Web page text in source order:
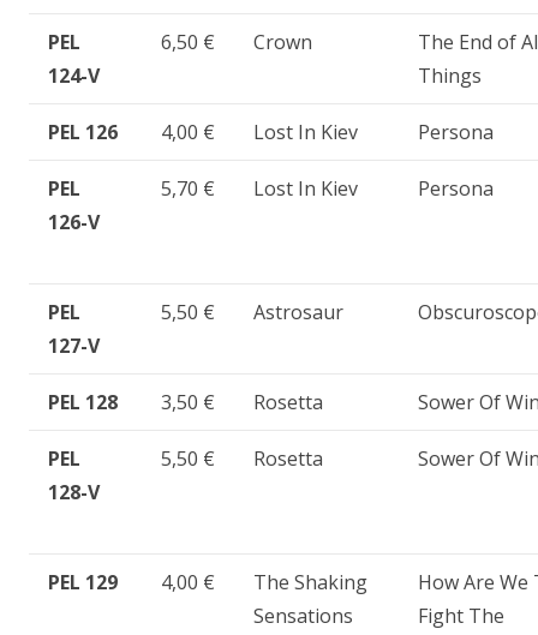
PEL
124-V
6,50 € Crown
The End of
Things
PEL 126 4,00 € Lost In Kiev Persona
PEL
126-V
5,70 € Lost In Kiev Persona
PEL
127-V
5,50 € Astrosaur
PEL 128 3,50 € Rosetta Sower Of
PEL
128-V
5,50 € Rosetta Sower Of
PEL 129 4,00 €
The Shaking
Sensations
How Are We
Fight The